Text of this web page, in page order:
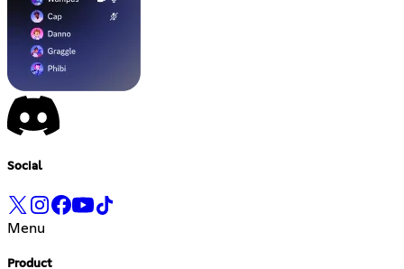
Social
Menu
Product